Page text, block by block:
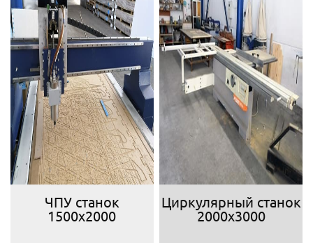
ЧПУ станок
1500х2000
Циркулярный станок
2000х3000